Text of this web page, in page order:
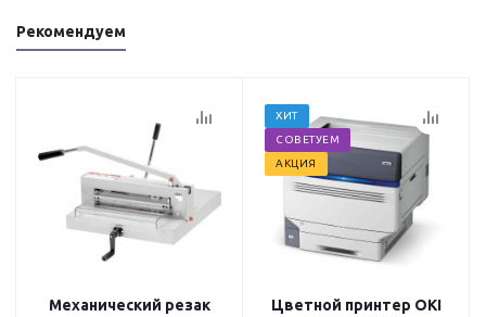
Рекомендуем
Механический резак
ХИТ
СОВЕТУЕМ
АКЦИЯ
Цветной принтер OKI